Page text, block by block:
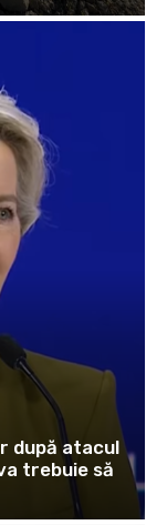
după atacul
trebuie să